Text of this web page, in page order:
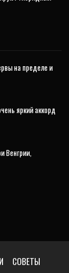
на пределе и
яркий аккорд
Венгрии,
СОВЕТЫ